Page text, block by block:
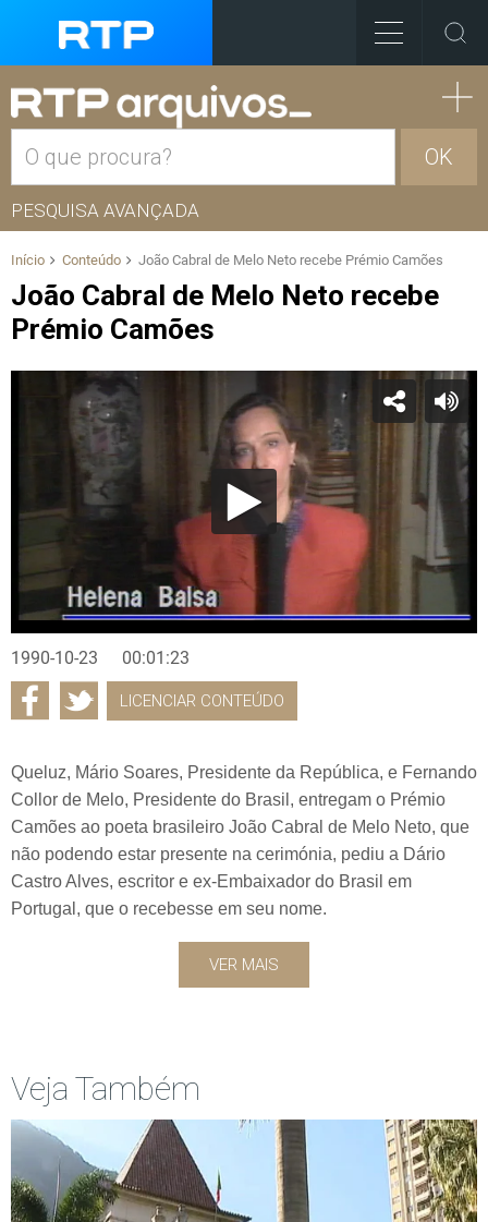
OK
PESQUISA AVANÇADA
Início Conteúdo João Cabral de Melo Neto recebe Prémio Camões
João Cabral de Melo Neto recebe
Prémio Camões
1990-10-23 00:01:23
LICENCIAR CONTEÚDO
Queluz, Mário Soares, Presidente da República, e Fernando
Collor de Melo, Presidente do Brasil, entregam o Prémio
Camões ao poeta brasileiro João Cabral de Melo Neto, que
não podendo estar presente na cerimónia, pediu a Dário
Castro Alves, escritor e ex-Embaixador do Brasil em
Portugal, que o recebesse em seu nome.
VER MAIS
Veja Também